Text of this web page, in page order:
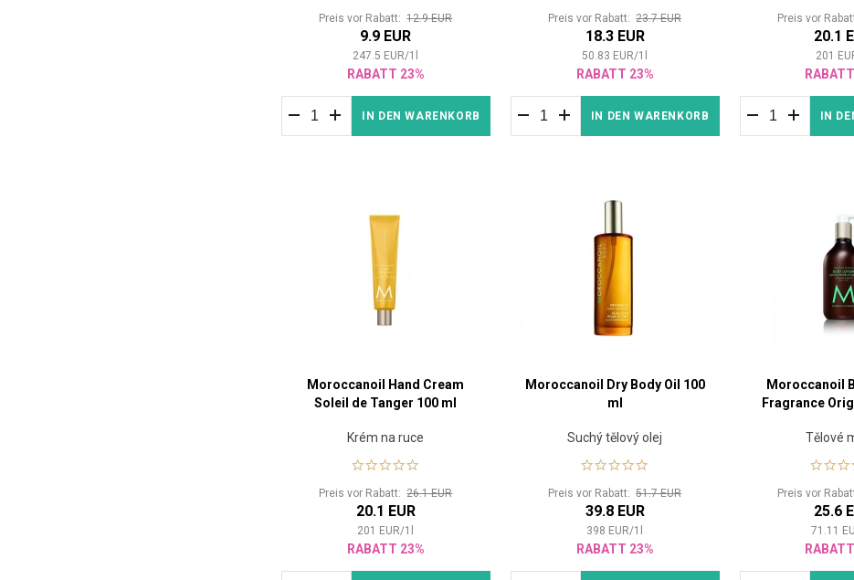
Preis vor Rabatt:12.9 EUR
9.9 EUR
247.5 EUR/1
RABATT 23%
IN DEN WARENKORB
Preis vor Rabatt:23.7 EUR
18.3 EUR
50.83 EUR/1
RABATT 23%
IN DEN WARENKORB
Preis vor
20.1
201
IN
Moroccanoil Hand Cream
Soleil de Tanger 100 ml
Krém na ruce
Preis vor Rabatt:26.1 EUR
20.1 EUR
201 EUR/1
RABATT 23%
Moroccanoil Dry Body Oil 100
ml
Suchý tělový olej
Preis vor Rabatt:51.7 EUR
39.8 EUR
398 EUR/1
RABATT 23%
Moroccanoil
Fragrance
Tělové
Preis vor
25.6
71.11